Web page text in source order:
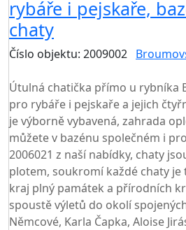
rybáře i pejskaře,
chaty
Číslo objektu: 2009002
Útulná chatička přímo u rybníka
pro rybáře i pejskaře a jejich
je výborně vybavená, zahrada
můžete v bazénu společném i
2006021 z naší nabídky, chaty
plotem, soukromí každé chaty je
kraj plný památek a přírodních
spoustě výletů do okolí
Němcové, Karla Čapka, Aloise